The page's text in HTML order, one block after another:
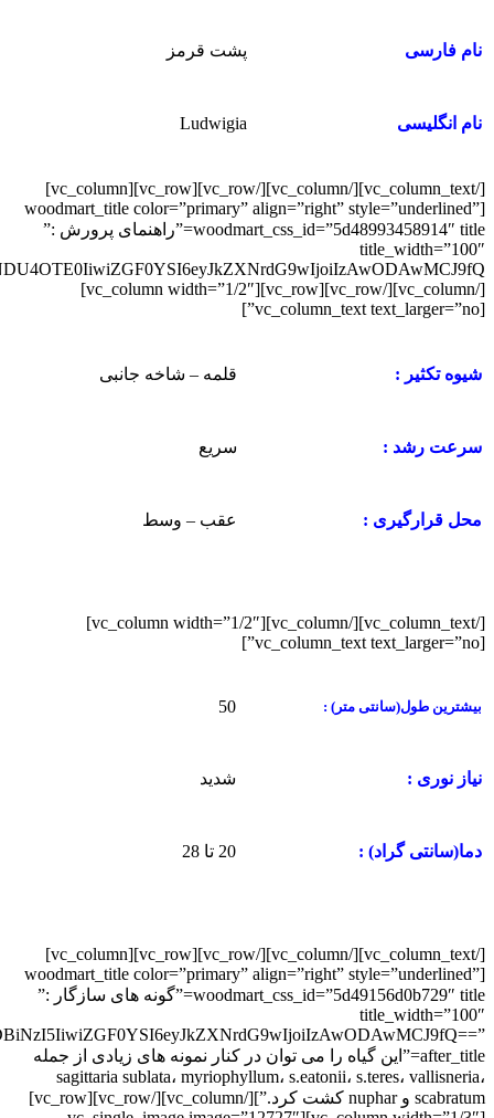
نام فارسی پشت قرمز
نام انگلیسی Ludwigia
[/vc_column_text][/vc_column][/vc_row][vc_row][vc_column]
[woodmart_title color=”primary” align=”right” style=”underlined”
woodmart_css_id=”5d48993458914″ title=”راهنمای پرورش :”
title_width=”100″
[/vc_column][/vc_row][vc_row][vc_column width=”1/2″]
[vc_column_text text_larger=”no”]
شیوه تکثیر : قلمه – شاخه جانبی
سرعت رشد : سریع
محل قرارگیری : عقب – وسط
[/vc_column_text][/vc_column][vc_column width=”1/2″]
[vc_column_text text_larger=”no”]
بیشترین طول(سانتی متر) : 50
نیاز نوری : شدید
دما(سانتی گراد) : 20 تا 28
[/vc_column_text][/vc_column][/vc_row][vc_row][vc_column]
[woodmart_title color=”primary” align=”right” style=”underlined”
woodmart_css_id=”5d49156d0b729″ title=”گونه های سازگار :”
title_width=”100″
after_title=”این گیاه را می توان در کنار نمونه های زیادی از جمله
sagittaria sublata، myriophyllum، s.eatonii، s.teres، vallisneria،
scabratum و nuphar کشت کرد.”][/vc_column][/vc_row][vc_row]